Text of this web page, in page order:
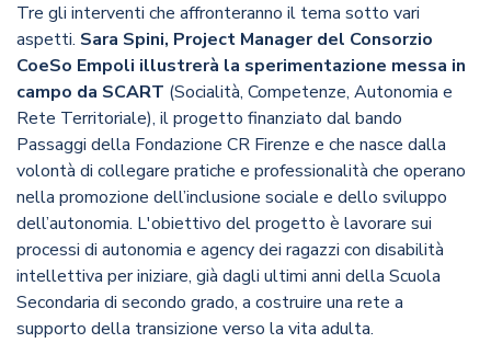
Tre gli interventi che affronteranno il tema sotto vari
aspetti. Sara Spini, Project Manager del Consorzio
CoeSo Empoli illustrerà la sperimentazione messa in
campo da SCART (Socialità, Competenze, Autonomia e
Rete Territoriale), il progetto finanziato dal bando
Passaggi della Fondazione CR Firenze e che nasce dalla
volontà di collegare pratiche e professionalità che operano
nella promozione dell’inclusione sociale e dello sviluppo
dell’autonomia. L'obiettivo del progetto è lavorare sui
processi di autonomia e agency dei ragazzi con disabilità
intellettiva per iniziare, già dagli ultimi anni della Scuola
Secondaria di secondo grado, a costruire una rete a
supporto della transizione verso la vita adulta.